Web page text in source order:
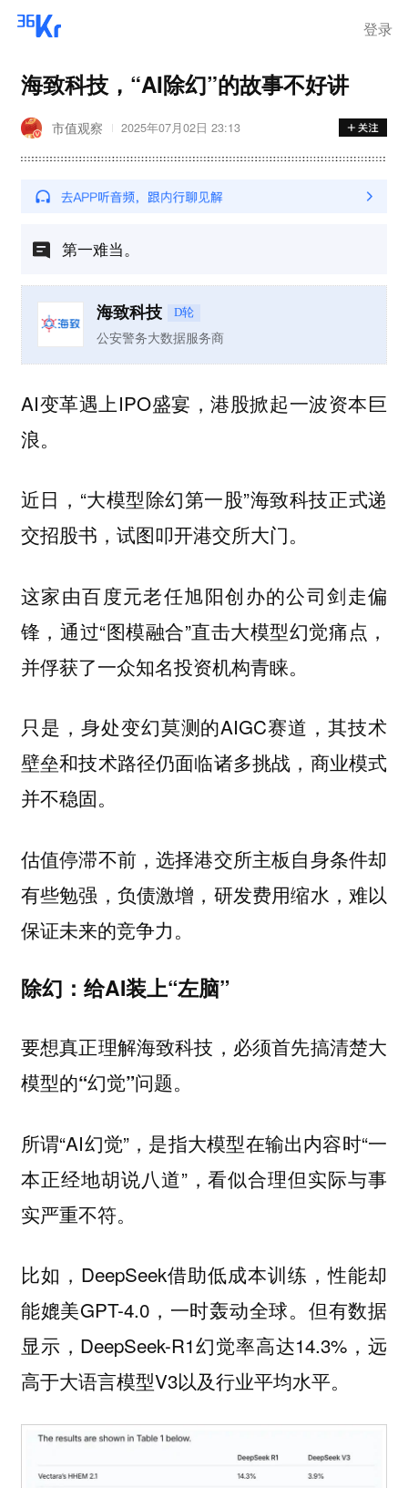
登录
海致科技，“AI除幻”的故事不好讲
市值观察 2025年07月02日 23:13
第一难当。
海致科技 D轮
公安警务大数据服务商
AI变革遇上IPO盛宴，港股掀起一波资本巨
浪。
近日，“大模型除幻第一股”海致科技正式递
交招股书，试图叩开港交所大门。
这家由百度元老任旭阳创办的公司剑走偏
锋，通过“图模融合”直击大模型幻觉痛点，
并俘获了一众知名投资机构青睐。
只是，身处变幻莫测的AIGC赛道，其技术
壁垒和技术路径仍面临诸多挑战，商业模式
并不稳固。
估值停滞不前，选择港交所主板自身条件却
有些勉强，负债激增，研发费用缩水，难以
保证未来的竞争力。
除幻：给AI装上“左脑”
要想真正理解海致科技，必须首先搞清楚大
模型的“幻觉”问题。
所谓“AI幻觉”，是指大模型在输出内容时“一
本正经地胡说八道”，看似合理但实际与事
实严重不符。
比如，DeepSeek借助低成本训练，性能却
能媲美GPT-4.0，一时轰动全球。但有数据
显示，DeepSeek-R1幻觉率高达14.3%，远
高于大语言模型V3以及行业平均水平。